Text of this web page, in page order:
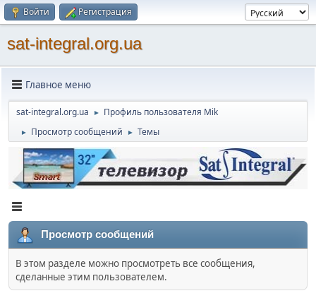
Войти Регистрация
sat-integral.org.ua
Главное меню
sat-integral.org.ua ► Профиль пользователя Mik
► Просмотр сообщений ► Темы
Просмотр сообщений
В этом разделе можно просмотреть все сообщения,
сделанные этим пользователем.